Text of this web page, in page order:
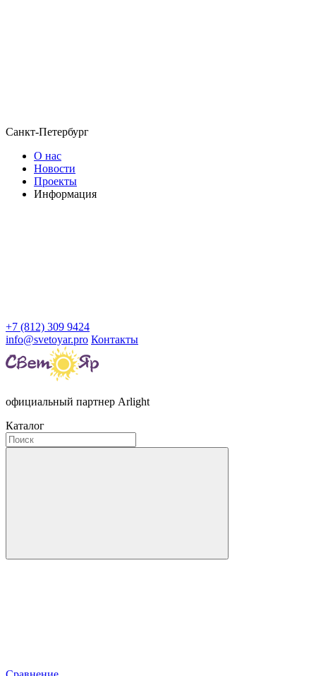
Санкт-Петербург
О нас
Новости
Проекты
Информация
+7 (812) 309 9424
info@svetoyar.pro Контакты
официальный партнер Arlight
Каталог